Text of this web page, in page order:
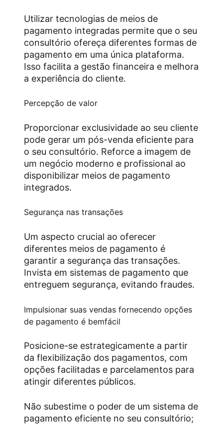
Utilizar tecnologias de meios de
pagamento integradas permite que o seu
consultório ofereça diferentes formas de
pagamento em uma única plataforma.
Isso facilita a gestão financeira e melhora
a experiência do cliente.
Percepção de valor
Proporcionar exclusividade ao seu cliente
pode gerar um pós-venda eficiente para
o seu consultório. Reforce a imagem de
um negócio moderno e profissional ao
disponibilizar meios de pagamento
integrados.
Segurança nas transações
Um aspecto crucial ao oferecer
diferentes meios de pagamento é
garantir a segurança das transações.
Invista em sistemas de pagamento que
entreguem segurança, evitando fraudes.
Impulsionar suas vendas fornecendo opções
de pagamento é bemfácil
Posicione-se estrategicamente a partir
da flexibilização dos pagamentos, com
opções facilitadas e parcelamentos para
atingir diferentes públicos.
Não subestime o poder de um sistema de
pagamento eficiente no seu consultório;